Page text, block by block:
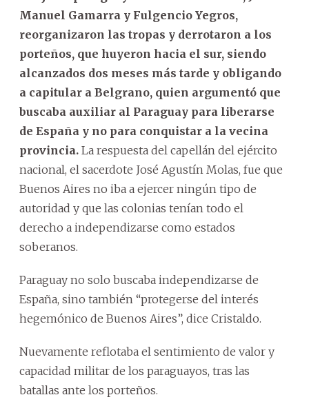
Manuel Gamarra y Fulgencio Yegros,
reorganizaron las tropas y derrotaron a los
porteños, que huyeron hacia el sur, siendo
alcanzados dos meses más tarde y obligando
a capitular a Belgrano, quien argumentó que
buscaba auxiliar al Paraguay para liberarse
de España y no para conquistar a la vecina
provincia. La respuesta del capellán del ejército
nacional, el sacerdote José Agustín Molas, fue que
Buenos Aires no iba a ejercer ningún tipo de
autoridad y que las colonias tenían todo el
derecho a independizarse como estados
soberanos.
Paraguay no solo buscaba independizarse de
España, sino también “protegerse del interés
hegemónico de Buenos Aires”, dice Cristaldo.
Nuevamente reflotaba el sentimiento de valor y
capacidad militar de los paraguayos, tras las
batallas ante los porteños.